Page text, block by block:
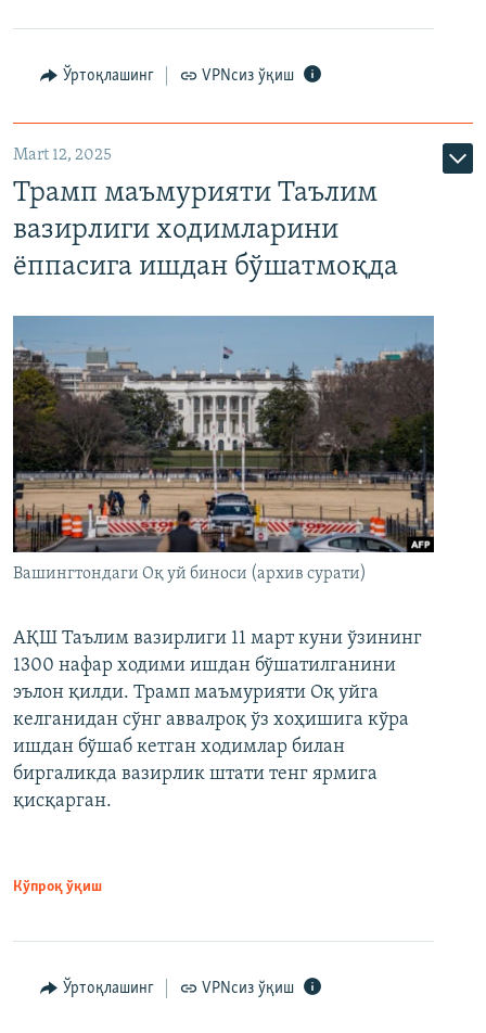
Ўртоқлашинг VPNсиз ўқиш
Mart 12, 2025
Трамп маъмурияти Таълим
вазирлиги ходимларини
ёппасига ишдан бўшатмоқда
Вашингтондаги Оқ уй биноси (архив сурати)
АҚШ Таълим вазирлиги 11 март куни ўзининг
1300 нафар ходими ишдан бўшатилганини
эълон қилди. Трамп маъмурияти Оқ уйга
келганидан сўнг аввалроқ ўз хоҳишига кўра
ишдан бўшаб кетган ходимлар билан
биргаликда вазирлик штати тенг ярмига
қисқарган.
Кўпроқ ўқиш
Ўртоқлашинг VPNсиз ўқиш